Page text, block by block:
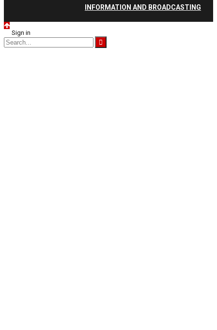
INFORMATION AND BROADCASTING
Sign in